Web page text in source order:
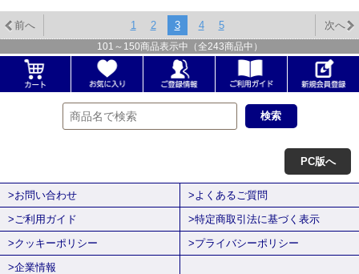
前へ 1 2 3 4 5 次へ
101 ～ 150商品表示中（全243商品中）
PC版へ
>お問い合わせ
>よくあるご質問
>ご利用ガイド
>特定商取引法に基づく表示
>クッキーポリシー
>プライバシーポリシー
>企業情報